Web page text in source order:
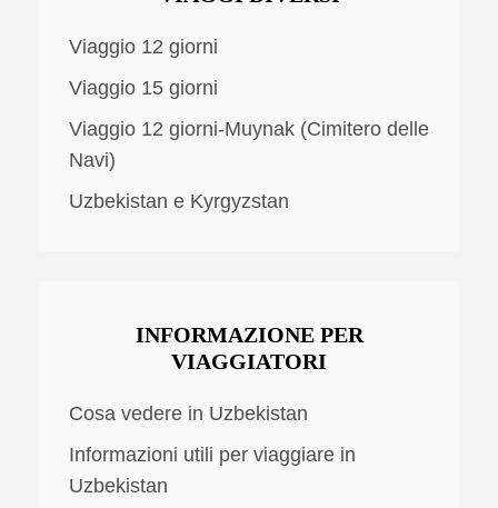
Viaggio 12 giorni
Viaggio 15 giorni
Viaggio 12 giorni-Muynak (Cimitero delle
Navi)
Uzbekistan e Kyrgyzstan
INFORMAZIONE PER
VIAGGIATORI
Cosa vedere in Uzbekistan
Informazioni utili per viaggiare in
Uzbekistan